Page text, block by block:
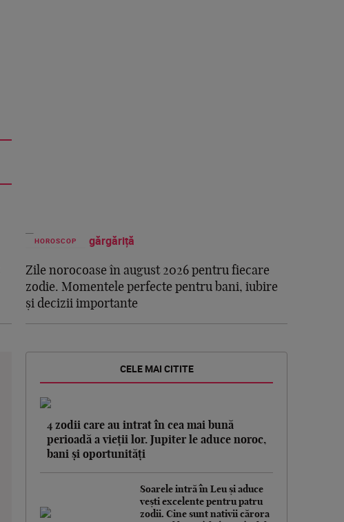
HOROSCOP
Zile norocoase în august 2026 pentru fiecare
zodie. Momentele perfecte pentru bani, iubire
și decizii importante
CELE MAI CITITE
4 zodii care au intrat în cea mai bună
perioadă a vieții lor. Jupiter le aduce noroc,
bani și oportunități
Soarele intră în Leu și aduce
vești excelente pentru patru
zodii. Cine sunt nativii cărora